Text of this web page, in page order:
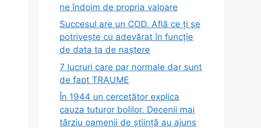
ne îndoim de propria valoare
Succesul are un COD. Află ce ți se
potrivește cu adevărat în funcție
de data ta de naștere
7 lucruri care par normale dar sunt
de fapt TRAUME
În 1944 un cercetător explica
cauza tuturor bolilor. Decenii mai
târziu oamenii de știință au ajuns